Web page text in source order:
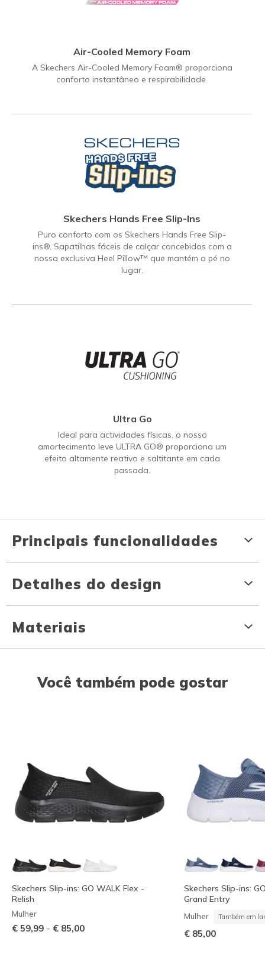
Air-Cooled Memory Foam
A Skechers Air-Cooled Memory Foam® proporciona
conforto instantâneo e respirabilidade.
Skechers Hands Free Slip-Ins
Puro conforto com os Skechers Hands Free Slip-
ins®. Sapatilhas fáceis de calçar concebidos com a
nossa exclusiva Heel Pillow™ que mantém o pé no
lugar.
Ultra Go
Ideal para actividades físicas, o nosso
amortecimento leve ULTRA GO® proporciona um
efeito altamente reativo e saltitante em cada
passada.
Principais funcionalidades
Detalhes do design
Materiais
Você também pode gostar
Skechers Slip-ins: GO WALK Flex -
Relish
Mulher
€ 59,99 - € 85,00
Skechers Slip-ins:
Grand Entry
Mulher Também em
€ 85,00